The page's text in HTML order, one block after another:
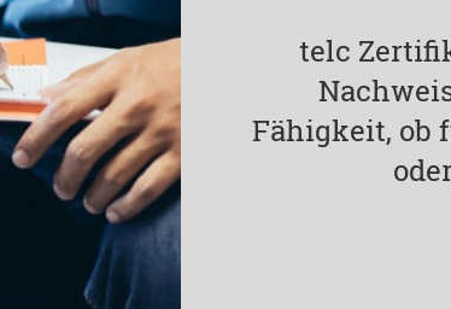
telc
Fähigkeit, ob